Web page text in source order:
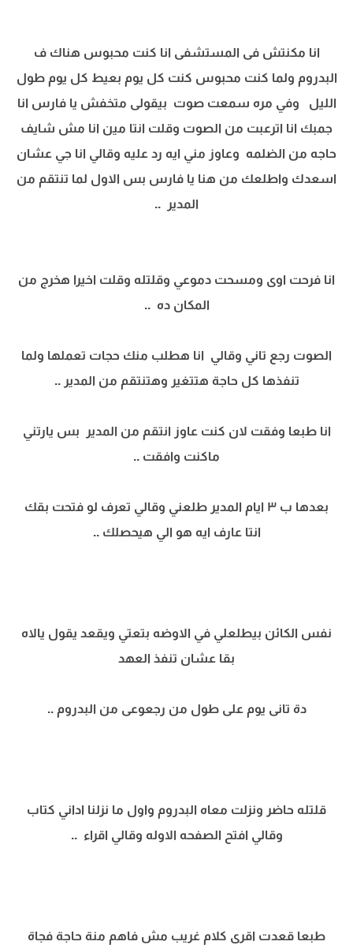
انا مكنتش فى المستشفى انا كنت محبوس هناك ف
البدروم ولما كنت محبوس كنت كل يوم بعيط كل يوم طول
الليل وفي مره سمعت صوت بيقولى متخفش يا فارس انا
جمبك انا اترعبت من الصوت وقلت انتا مين انا مش شايف
حاجه من الضلمه وعاوز مني ايه رد عليه وقالي انا جي عشان
اسعدك واطلعك من هنا يا فارس بس الاول لما تنتقم من
المدير ..
انا فرحت اوى ومسحت دموعي وقلتله وقلت اخيرا هخرج من
المكان ده ..
الصوت رجع تاني وقالي انا هطلب منك حجات تعملها ولما
تنفذها كل حاجة هتتغير وهتنتقم من المدير ..
انا طبعا وفقت لان كنت عاوز انتقم من المدير بس يارتني
ماكنت وافقت ..
بعدها ب ٣ ايام المدير طلعني وقالي تعرف لو فتحت بقك
انتا عارف ايه هو الي هيحصلك ..
نفس الكائن بيطلعلي في الاوضه بتعتي ويقعد يقول يالاه
بقا عشان تنفذ العهد
دة تانى يوم على طول من رجعوعى من البدروم ..
قلتله حاضر ونزلت معاه البدروم واول ما نزلنا اداني كتاب
وقالي افتح الصفحه الاوله وقالي اقراء ..
طبعا قعدت اقرى كلام غريب مش فاهم منة حاجة فجاة